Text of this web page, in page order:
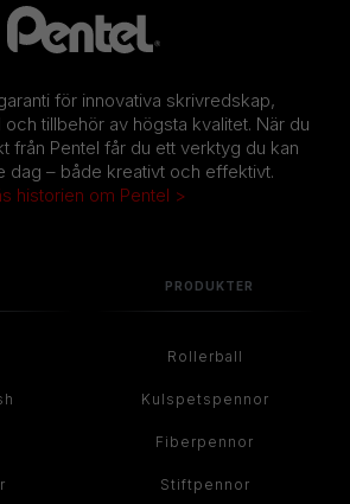
för innovativa skrivredskap,
tillbehör av högsta kvalitet. När du
från Pentel får du ett verktyg du kan
dag – både kreativt och effektivt.
historien om Pentel >
PRODUKTER
Rollerball
Kulspetspennor
Fiberpennor
Stiftpennor